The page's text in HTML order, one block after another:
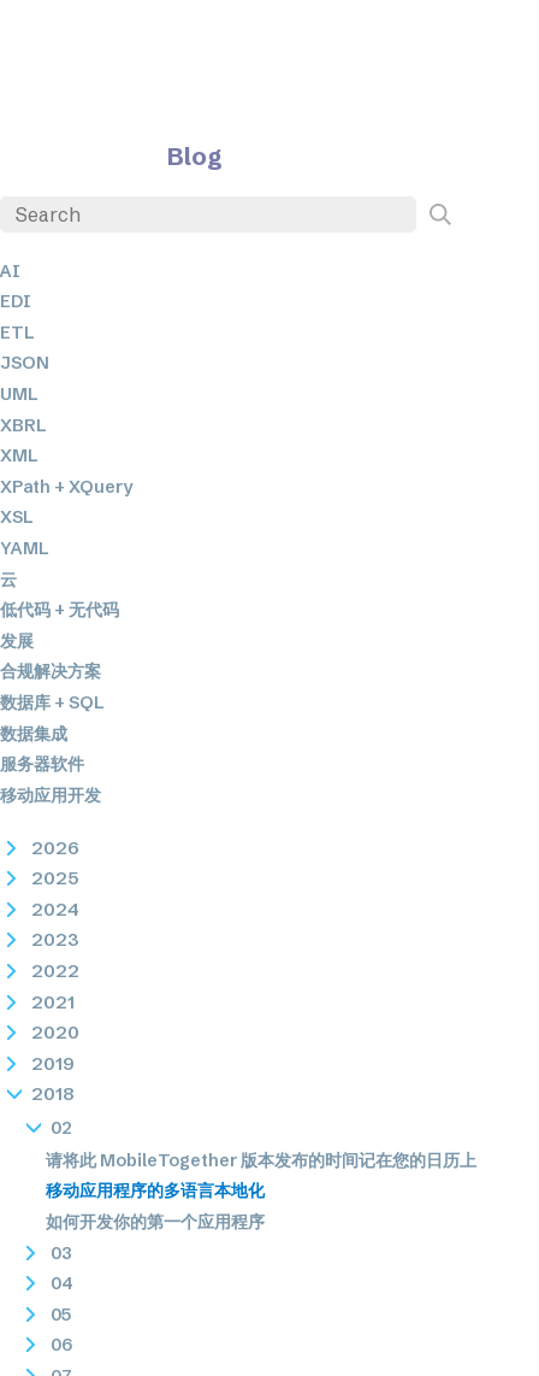
Blog
AI
EDI
ETL
JSON
UML
XBRL
XML
XPath + XQuery
XSL
YAML
云
低代码 + 无代码
发展
合规解决方案
数据库 + SQL
数据集成
服务器软件
移动应用开发
2026
2025
2024
2023
2022
2021
2020
2019
2018
02
请将此 MobileTogether 版本发布的时间记在您的日历上
移动应用程序的多语言本地化
如何开发你的第一个应用程序
03
04
05
06